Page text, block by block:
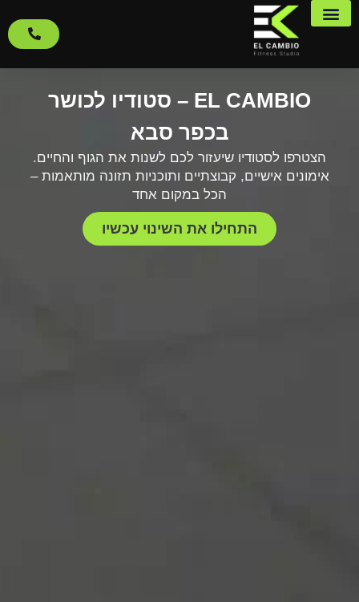
EL CAMBIO – סטודיו לכושר
בכפר סבא
הצטרפו לסטודיו שיעזור לכם לשנות את הגוף והחיים.
אימונים אישיים, קבוצתיים ותוכניות תזונה מותאמות –
הכל במקום אחד
התחילו את השינוי עכשיו